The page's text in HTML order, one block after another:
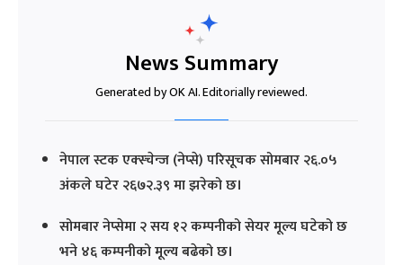
News Summary
Generated by OK AI. Editorially reviewed.
नेपाल स्टक एक्स्चेन्ज (नेप्से) परिसूचक सोमबार २६.०५
अंकले घटेर २६७२.३९ मा झरेको छ।
सोमबार नेप्सेमा २ सय १२ कम्पनीको सेयर मूल्य घटेको छ
भने ४६ कम्पनीको मूल्य बढेको छ।